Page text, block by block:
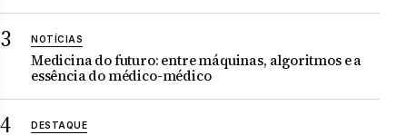
NOTÍCIAS
Medicina do futuro: entre máquinas, algoritmos e a
essência do médico-médico
DESTAQUE